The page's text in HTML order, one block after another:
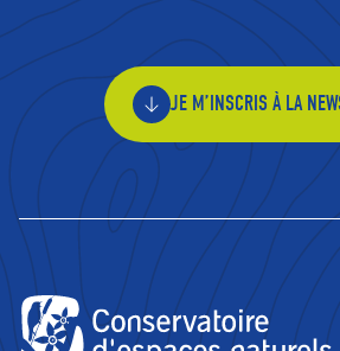
JE M’INSCRIS À LA